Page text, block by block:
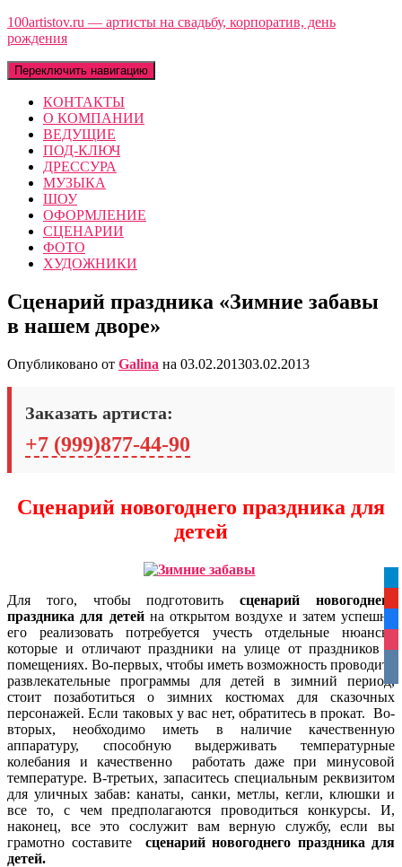
100artistov.ru — артисты на свадьбу, корпоратив, день
рождения
Переключить навигацию
КОНТАКТЫ
О КОМПАНИИ
ВЕДУЩИЕ
ПОД-КЛЮЧ
ДРЕССУРА
МУЗЫКА
ШОУ
ОФОРМЛЕНИЕ
СЦЕНАРИИ
ФОТО
ХУДОЖНИКИ
Сценарий праздника «Зимние забавы
в нашем дворе»
Опубликовано от Galina на 03.02.201303.02.2013
Заказать артиста:
+7 (999)877-44-90
Сценарий новогоднего праздника для
детей
Для того, чтобы подготовитьсценарийновогоднего
праздника для детей на открытом воздухе и затем успешно
его реализовать потребуется учесть отдельные нюансы,
которые и отличают праздники на улице от праздников в
помещениях. Во-первых, чтобы иметь возможность проводить
развлекательные программы для детей в зимний период,
стоит позаботиться о зимних костюмах для сказочных
персонажей. Если таковых у вас нет, обратитесь в прокат. Во-
вторых, необходимо иметь в наличие качественную
аппаратуру, способную выдерживать температурные
колебания и качественно работать даже при минусовой
температуре. В-третьих, запаситесь специальным реквизитом
для уличных забав: канаты, санки, метлы, кегли, клюшки и
все то, с чем предполагаются проводиться конкурсы. И,
наконец, все это сослужит вам верную службу, если вы
грамотно составите сценарий новогоднего праздника для
детей.